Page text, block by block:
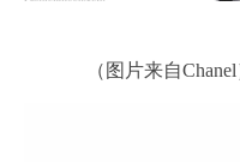
（图片来自Chanel